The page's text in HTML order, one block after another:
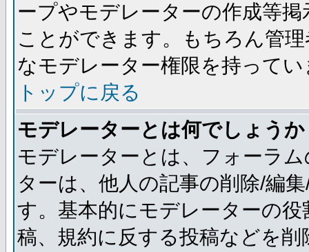
ープやモデレーターの作成等
ことができます。もちろん管
なモデレーター権限を持ってい
トップに戻る
モデレーターとは何でしょうか
モデレーターとは、フォーラ
ターは、他人の記事の削除/編
す。基本的にモデレーターの
稿、規約に反する投稿などを